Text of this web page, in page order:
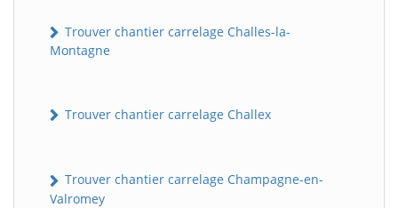
Trouver chantier carrelage Challes-la-
Montagne
Trouver chantier carrelage Challex
Trouver chantier carrelage Champagne-en-
Valromey